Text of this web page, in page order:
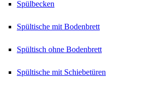
Spülbecken
Spültische mit Bodenbrett
Spültisch ohne Bodenbrett
Spültische mit Schiebetüren